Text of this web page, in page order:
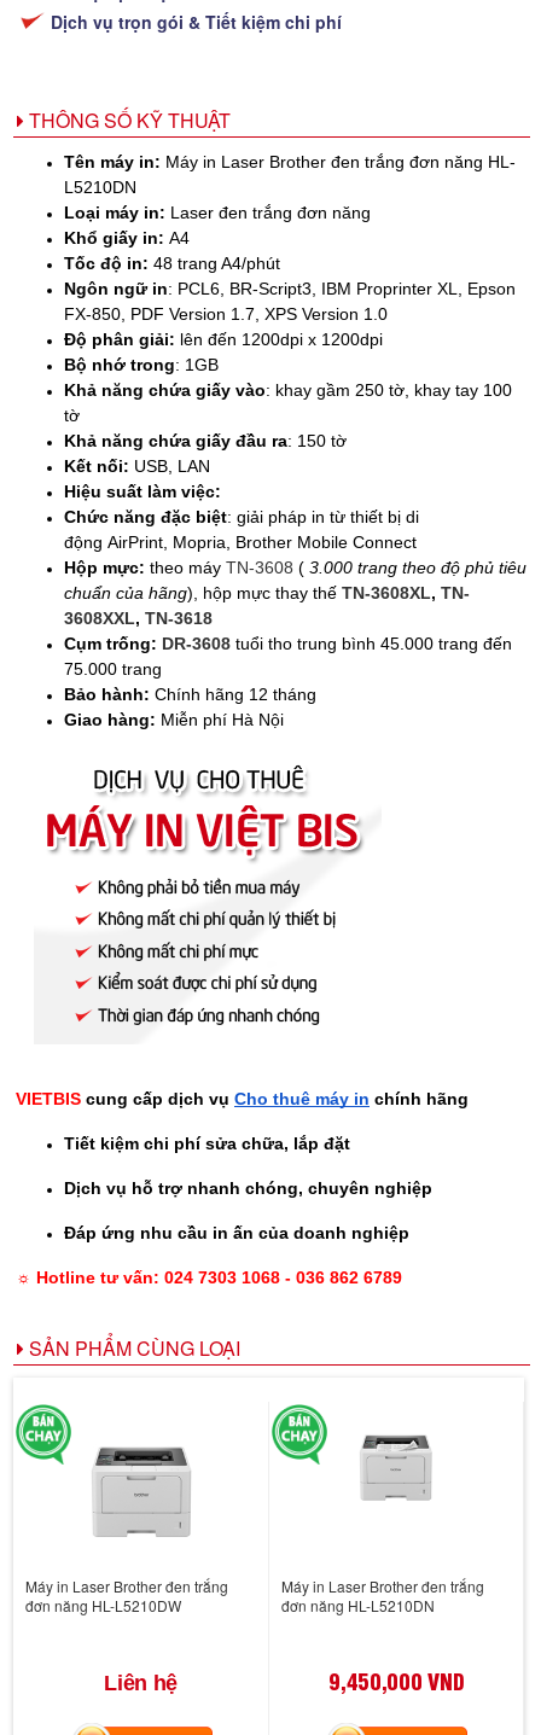
Dịch vụ trọn gói & Tiết kiệm chi phí
THÔNG SỐ KỸ THUẬT
Tên máy in: Máy in Laser Brother đen trắng đơn năng HL-
L5210DN
Loại máy in: Laser đen trắng đơn năng
Khổ giấy in: A4
Tốc độ in: 48 trang A4/phút
Ngôn ngữ in: PCL6, BR-Script3, IBM Proprinter XL, Epson
FX-850, PDF Version 1.7, XPS Version 1.0
Độ phân giải: lên đến 1200dpi x 1200dpi
Bộ nhớ trong: 1GB
Khả năng chứa giấy vào: khay gầm 250 tờ, khay tay 100
tờ
Khả năng chứa giấy đầu ra: 150 tờ
Kết nối: USB, LAN
Hiệu suất làm việc:
Chức năng đặc biệt: giải pháp in từ thiết bị di
động AirPrint, Mopria, Brother Mobile Connect
Hộp mực: theo máy TN-3608 ( 3.000 trang theo độ phủ tiêu
chuẩn của hãng), hộp mực thay thế TN-3608XL, TN-
3608XXL, TN-3618
Cụm trống: DR-3608 tuổi tho trung bình 45.000 trang đến
75.000 trang
Bảo hành: Chính hãng 12 tháng
Giao hàng: Miễn phí Hà Nội
VIETBIS cung cấp dịch vụ Cho thuê máy in chính hãng
Tiết kiệm chi phí sửa chữa, lắp đặt
Dịch vụ hỗ trợ nhanh chóng, chuyên nghiệp
Đáp ứng nhu cầu in ấn của doanh nghiệp
☼ Hotline tư vấn: 024 7303 1068 - 036 862 6789
SẢN PHẨM CÙNG LOẠI
Máy in Laser Brother đen trắng
đơn năng HL-L5210DW
Liên hệ
Máy in Laser Brother đen trắng
đơn năng HL-L5210DN
9,450,000 VND